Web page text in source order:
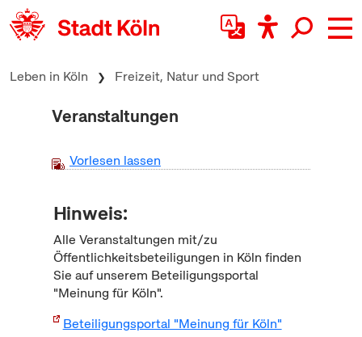
zum Inhalt springen
Leben in Köln Freizeit, Natur und Sport
Veranstaltungen
Vorlesen lassen
Hinweis:
Alle Veranstaltungen mit/zu
Öffentlichkeitsbeteiligungen in Köln finden
Sie auf unserem Beteiligungsportal
"Meinung für Köln".
Beteiligungsportal "Meinung für Köln"